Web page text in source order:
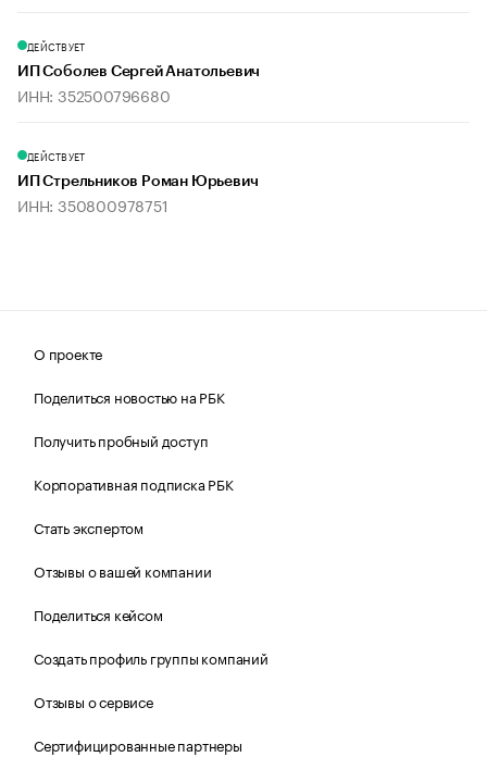
ДЕЙСТВУЕТ
ИП Соболев Сергей Анатольевич
ИНН: 352500796680
ДЕЙСТВУЕТ
ИП Стрельников Роман Юрьевич
ИНН: 350800978751
О проекте
Поделиться новостью на РБК
Получить пробный доступ
Корпоративная подписка РБК
Стать экспертом
Отзывы о вашей компании
Поделиться кейсом
Создать профиль группы компаний
Отзывы о сервисе
Сертифицированные партнеры